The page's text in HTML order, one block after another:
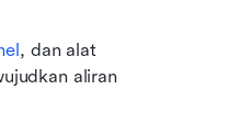
, dan alat
aliran